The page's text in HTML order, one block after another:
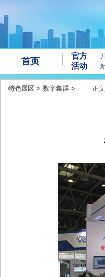
首页
官方
活动
特色展区 > 数字集群 > 正文